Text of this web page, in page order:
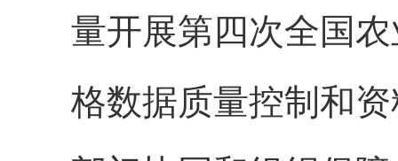
量开展第四次全国
格数据质量控制和